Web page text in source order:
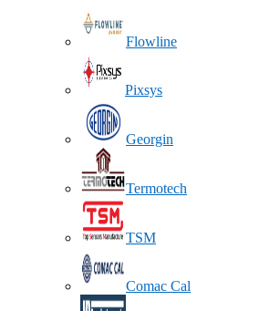
Flowline
Pixsys
Georgin
Termotech
TSM
Comac Cal